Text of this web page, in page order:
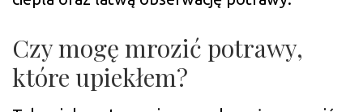
Czy mogę mrozić potrawy,
które upiekłem?